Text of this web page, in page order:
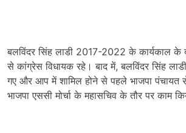
बलविंदर सिंह लाडी 2017-2022 के कार्यकाल के
से कांग्रेस विधायक रहे। बाद में, बलविंदर सिंह
गए और आप में शामिल होने से पहले भाजपा
भाजपा एससी मोर्चा के महासचिव के तौर पर काम